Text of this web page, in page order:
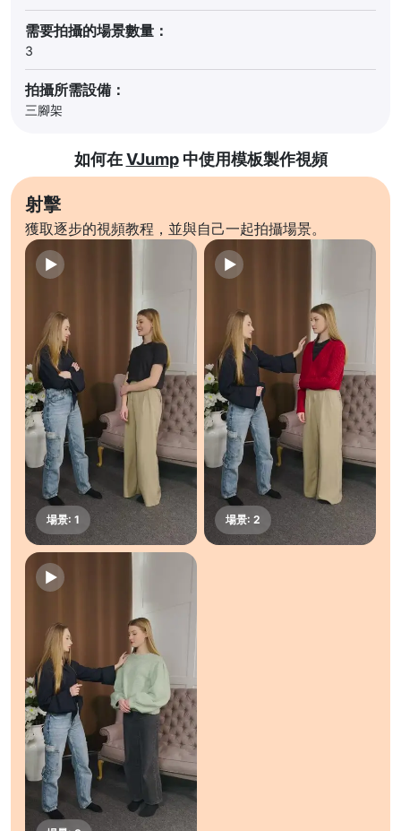
需要拍攝的場景數量：
3
拍攝所需設備：
三腳架
如何在VJump中使用模板製作視頻
射擊
獲取逐步的視頻教程，並與自己一起拍攝場景。